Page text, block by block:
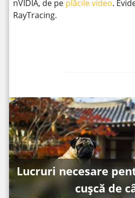
nVIDIA, de pe plăcile video.
RayTracing.
Lucruri necesare
cușcă de